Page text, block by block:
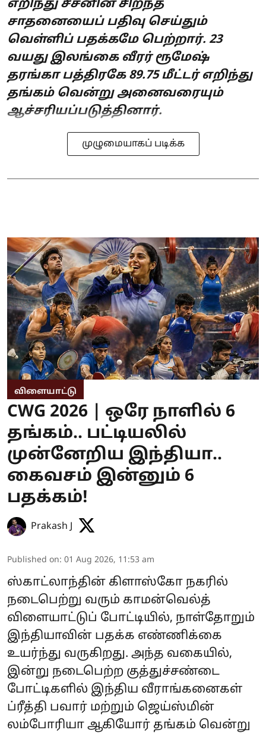
எறிந்து சீசனின் சிறந்த
சாதனையைப் பதிவு செய்தும்
வெள்ளிப் பதக்கமே பெற்றார். 23
வயது இலங்கை வீரர் ரூமேஷ்
தரங்கா பத்திரகே 89.75 மீட்டர் எறிந்து
தங்கம் வென்று அனைவரையும்
ஆச்சரியப்படுத்தினார்.
முழுமையாகப் படிக்க
விளையாட்டு
CWG 2026 | ஒரே நாளில் 6
தங்கம்.. பட்டியலில்
முன்னேறிய இந்தியா..
கைவசம் இன்னும் 6
பதக்கம்!
Prakash J
Published on: 01 Aug 2026, 11:53 am
ஸ்காட்லாந்தின் கிளாஸ்கோ நகரில்
நடைபெற்று வரும் காமன்வெல்த்
விளையாட்டுப் போட்டியில், நாள்தோறும்
இந்தியாவின் பதக்க எண்ணிக்கை
உயர்ந்து வருகிறது. அந்த வகையில்,
இன்று நடைபெற்ற குத்துச்சண்டை
போட்டிகளில் இந்திய வீராங்கனைகள்
ப்ரீத்தி பவார் மற்றும் ஜெய்ஸ்மின்
லம்போரியா ஆகியோர் தங்கம் வென்று